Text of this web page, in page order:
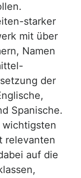
starker
mit über
Namen
der
Spanische.
wichtigsten
relevanten
auf die